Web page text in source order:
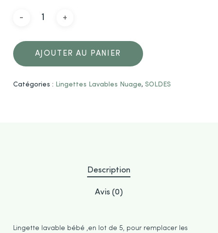
AJOUTER AU PANIER
Catégories : Lingettes Lavables Nuage, SOLDES
Description
Avis (0)
Lingette lavable bébé ,en lot de 5, pour remplacer les